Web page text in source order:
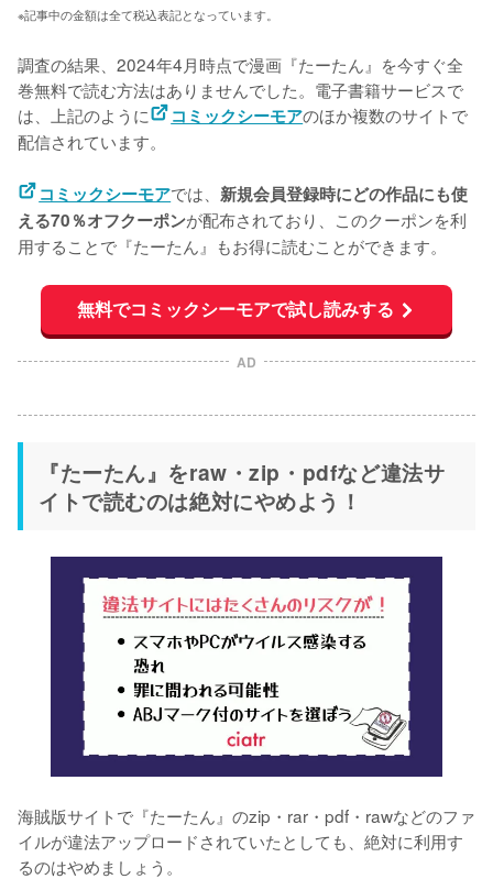
※記事中の金額は全て税込表記となっています。
調査の結果、2024年4月時点で漫画『たーたん』を今すぐ全
巻無料で読む方法はありませんでした。電子書籍サービスで
は、上記のように
コミックシーモアのほか複数のサイトで
配信されています。
コミックシーモアでは、 新規会員登録時にどの作品にも使
える70％オフクーポンが配布されており、このクーポンを利
用することで『たーたん』もお得に読むことができます。
無料でコミックシーモアで試し読みする
AD
『たーたん』をraw・zip・pdfなど違法サ
イトで読むのは絶対にやめよう！
海賊版サイトで『たーたん』のzip・rar・pdf・rawなどのファ
イルが違法アップロードされていたとしても、絶対に利用す
るのはやめましょう。